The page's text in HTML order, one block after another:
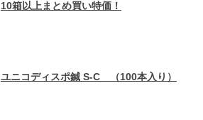
10箱以上まとめ買い特価！
ユニコディスポ鍼 S-C （100本入り）